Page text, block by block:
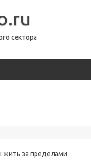
сектора
жить за пределами